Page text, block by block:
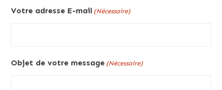
Votre adresse E-mail (Nécessaire)
Objet de votre message (Nécessaire)